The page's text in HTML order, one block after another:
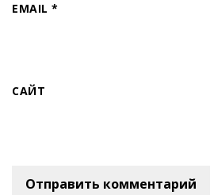
EMAIL*
САЙТ